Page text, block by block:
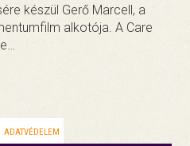
készül Gerő Marcell, a
alkotója. A Care
ADATVÉDELEM